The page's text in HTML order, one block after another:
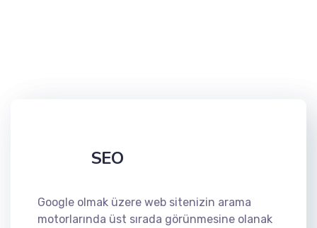
SEO
Google olmak üzere web sitenizin arama
motorlarında üst sırada görünmesine olanak